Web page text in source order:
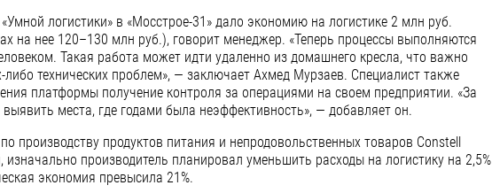
логистики» в «Мосстрое-31» дало экономию на логистике 2 млн руб.
на нее 120–130 млн руб.), говорит менеджер. «Теперь процессы выполняются
Такая работа может идти удаленно из домашнего кресла, что важно
либо технических проблем», — заключает Ахмед Мурзаев. Специалист также
платформы получение контроля за операциями на своем предприятии. «За
места, где годами была неэффективность», — добавляет он.
производству продуктов питания и непродовольственных товаров Constell
производитель планировал уменьшить расходы на логистику на 2,5%
экономия превысила 21%.